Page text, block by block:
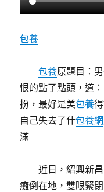
包養
包養原題目：
恨的點了點頭，道
扮，最好是美包養
自己失去了什包養網
滿
近日，紹興新
癱倒在地，雙眼緊